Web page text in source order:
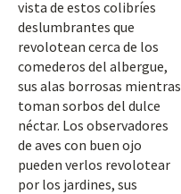
vista de estos colibríes
deslumbrantes que
revolotean cerca de los
comederos del albergue,
sus alas borrosas mientras
toman sorbos del dulce
néctar. Los observadores
de aves con buen ojo
pueden verlos revolotear
por los jardines, sus